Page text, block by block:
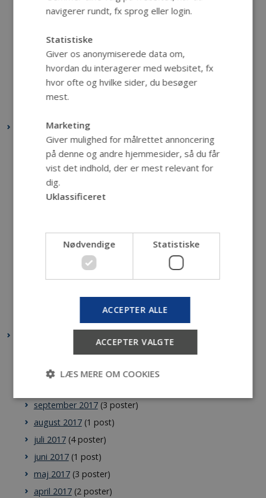
december 2019
(3 poster)
september 2019
juli 2019(1 post)
juni 2019(5 poster)
maj 2019
december 2018(1 post)
november 2018(1 post)
oktober 2018
september 2018(2 poster)
juni 2018(1 post)
maj 2018(2 poster)
(2 poster)
marts 2018(2 poster)
februar 2018(2 poster)
december 2017(3 poster)
november 2017(2 poster)
september 2017(3 poster)
august 2017(1 post)
juli 2017(4 poster)
juni 2017(1 post)
maj 2017(3 poster)
april 2017(2 poster)
navigerer rundt, fx sprog eller login.
Statistiske
Giver os anonymiserede data om,
hvordan du interagerer med websitet, fx
hvor ofte og hvilke sider, du besøger
mest.
Marketing
Giver mulighed for målrettet annoncering
på denne og andre hjemmesider, så du får
vist det indhold, der er mest relevant for
dig.
Uklassificeret
Nødvendige Statistiske
ACCEPTER ALLE
ACCEPTER VALGTE
LÆS MERE OM COOKIES
Nødvendige
Nødvendige cookies hjælper med at gøre
hjemmesiden brugbar ved at aktivere nogle
grundlæggende funktioner som navigation mm.
Hjemmesiden kan ikke fungerer uden disse
cookies.